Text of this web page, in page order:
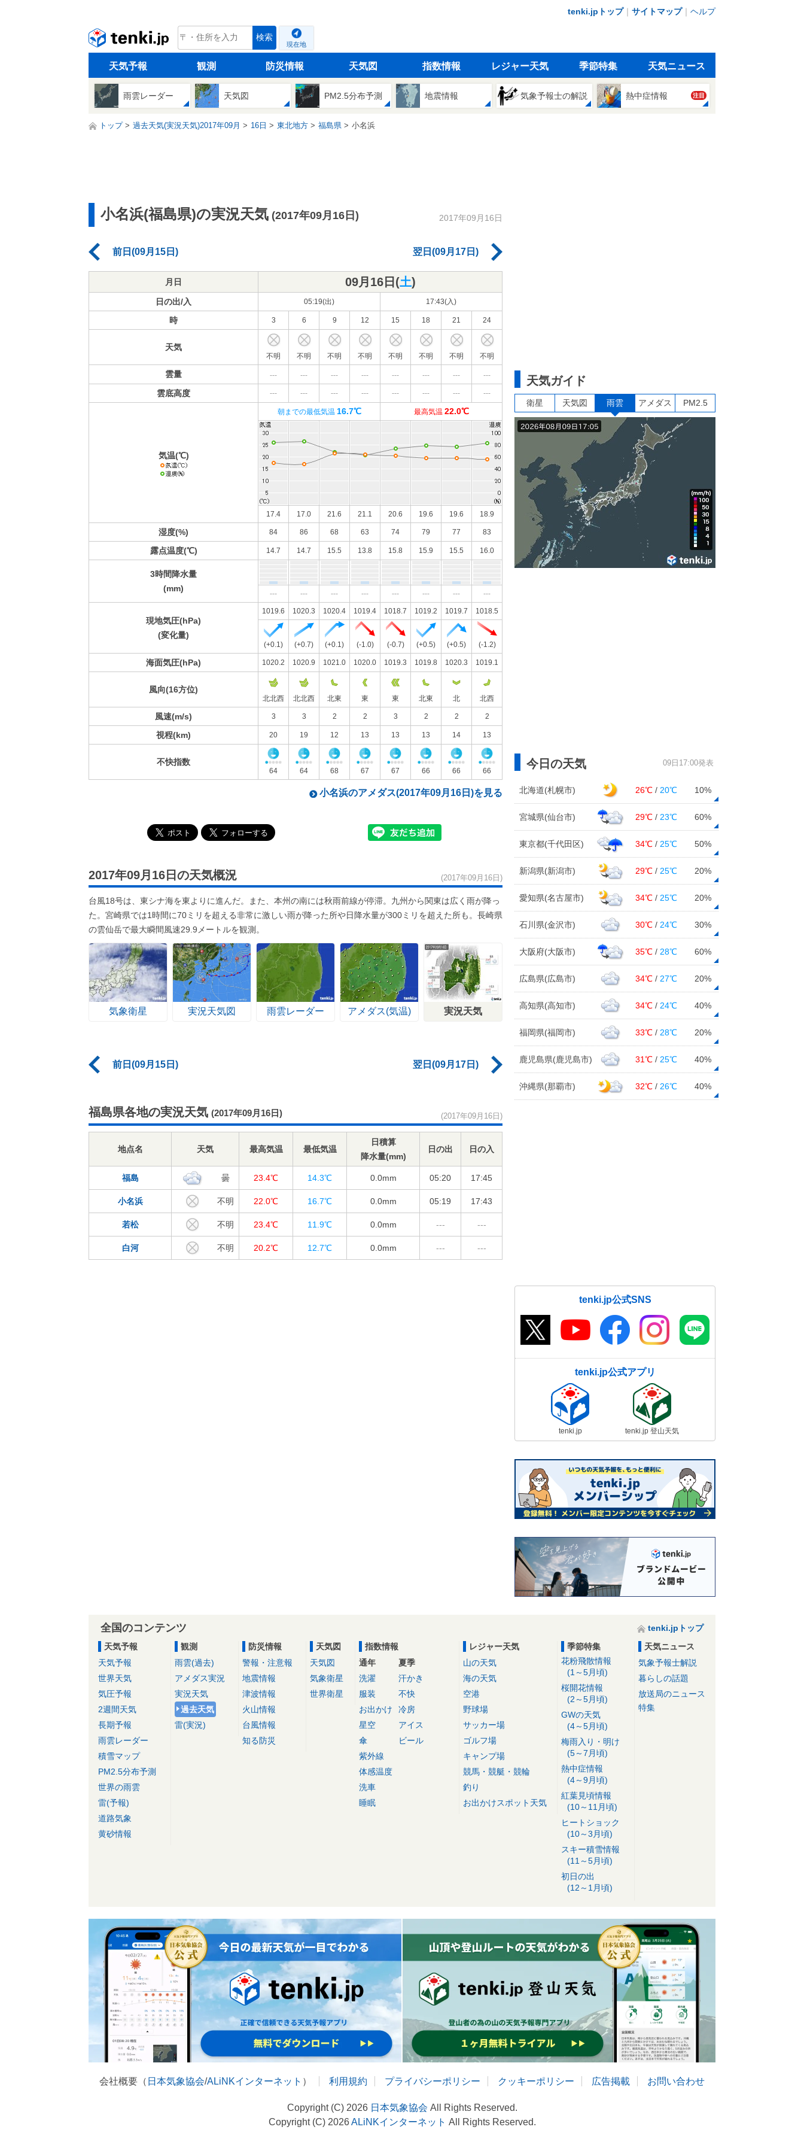
tenki.jpトップ｜ サイトマップ｜ ヘルプ
tenki.jp 検索
現在地
天気予報 観測 防災情報 天気図 指数情報 レジャー天気 季節特集 天気ニュース
雨雲レーダー 天気図 PM2.5分布予測 地震情報 気象予報士の解説 熱中症情報 注目
トップ 過去天気(実況天気)2017年09月 16日 東北地方 福島県 小名浜
小名浜(福島県)の実況天気 (2017年09月16日) 2017年09月16日
前日(09月15日) 翌日(09月17日)
月日 09月16日(土)
日の出/入 05:19(出) 17:43(入)
時 3 6 9 12 15 18 21 24
天気
不明 不明 不明 不明 不明 不明 不明 不明
雲量 --- --- --- --- --- --- --- ---
雲底高度 --- --- --- --- --- --- --- ---
気温(℃)
朝までの最低気温 16.7℃ 最高気温 22.0℃
17.4 17.0 21.6 21.1 20.6 19.6 19.6 18.9
湿度(%) 84 86 68 63 74 79 77 83
露点温度(℃) 14.7 14.7 15.5 13.8 15.8 15.9 15.5 16.0
3時間降水量
(mm)
--- --- --- --- --- --- --- ---
現地気圧(hPa)
(変化量)
1019.6 1020.3 1020.4 1019.4 1018.7 1019.2 1019.7 1018.5
(+0.1) (+0.7) (+0.1) (-1.0) (-0.7) (+0.5) (+0.5) (-1.2)
海面気圧(hPa) 1020.2 1020.9 1021.0 1020.0 1019.3 1019.8 1020.3 1019.1
風向(16方位)
北北西 北北西 北東 東 東 北東 北 北西
風速(m/s) 3 3 2 2 3 2 2 2
視程(km) 20 19 12 13 13 13 14 13
不快指数
64 64 68 67 67 66 66 66
小名浜のアメダス(2017年09月16日)を見る
2017年09月16日の天気概況 (2017年09月16日)
台風18号は、東シナ海を東よりに進んだ。また、本州の南には秋雨前線が停滞。九州から関東は広く雨が降っ
た。宮崎県では1時間に70ミリを超える非常に激しい雨が降った所や日降水量が300ミリを超えた所も。長崎県
の雲仙岳で最大瞬間風速29.9メートルを観測。
気象衛星 実況天気図 雨雲レーダー アメダス(気温) 実況天気
前日(09月15日) 翌日(09月17日)
福島県各地の実況天気 (2017年09月16日) (2017年09月16日)
地点名 天気 最高気温 最低気温
日積算
降水量(mm)
日の出 日の入
福島 曇 23.4℃ 14.3℃ 0.0mm 05:20 17:45
小名浜 不明 22.0℃ 16.7℃ 0.0mm 05:19 17:43
若松 不明 23.4℃ 11.9℃ 0.0mm --- ---
白河 不明 20.2℃ 12.7℃ 0.0mm --- ---
天気ガイド
衛星 天気図 雨雲 アメダス PM2.5
今日の天気 09日17:00発表
北海道(札幌市) 26℃ / 20℃ 10%
宮城県(仙台市) 29℃ / 23℃ 60%
東京都(千代田区) 34℃ / 25℃ 50%
新潟県(新潟市) 29℃ / 25℃ 20%
愛知県(名古屋市) 34℃ / 25℃ 20%
石川県(金沢市) 30℃ / 24℃ 30%
大阪府(大阪市) 35℃ / 28℃ 60%
広島県(広島市) 34℃ / 27℃ 20%
高知県(高知市) 34℃ / 24℃ 40%
福岡県(福岡市) 33℃ / 28℃ 20%
鹿児島県(鹿児島市) 31℃ / 25℃ 40%
沖縄県(那覇市) 32℃ / 26℃ 40%
tenki.jp公式SNS
tenki.jp公式アプリ
tenki.jp tenki.jp 登山天気
全国のコンテンツ
tenki.jpトップ
天気予報
天気予報
世界天気
気圧予報
2週間天気
長期予報
雨雲レーダー
積雪マップ
PM2.5分布予測
世界の雨雲
雷(予報)
道路気象
黄砂情報
観測
雨雲(過去)
アメダス実況
実況天気
過去天気
雷(実況)
防災情報
警報・注意報
地震情報
津波情報
火山情報
台風情報
知る防災
天気図
天気図
気象衛星
世界衛星
指数情報
通年
洗濯
服装
お出かけ
星空
傘
紫外線
体感温度
洗車
睡眠
夏季
汗かき
不快
冷房
アイス
ビール
レジャー天気
山の天気
海の天気
空港
野球場
サッカー場
ゴルフ場
キャンプ場
競馬・競艇・競輪
釣り
お出かけスポット天気
季節特集
花粉飛散情報
(1～5月頃)
桜開花情報
(2～5月頃)
GWの天気
(4～5月頃)
梅雨入り・明け
(5～7月頃)
熱中症情報
(4～9月頃)
紅葉見頃情報
(10～11月頃)
ヒートショック
(10～3月頃)
スキー積雪情報
(11～5月頃)
初日の出
(12～1月頃)
天気ニュース
気象予報士解説
暮らしの話題
放送局のニュース
特集
会社概要（ 日本気象協会/ALiNKインターネット ） 利用規約 プライバシーポリシー クッキーポリシー 広告掲載 お問い合わせ
Copyright (C) 2026 日本気象協会 All Rights Reserved.
Copyright (C) 2026ALiNKインターネット All Rights Reserved.